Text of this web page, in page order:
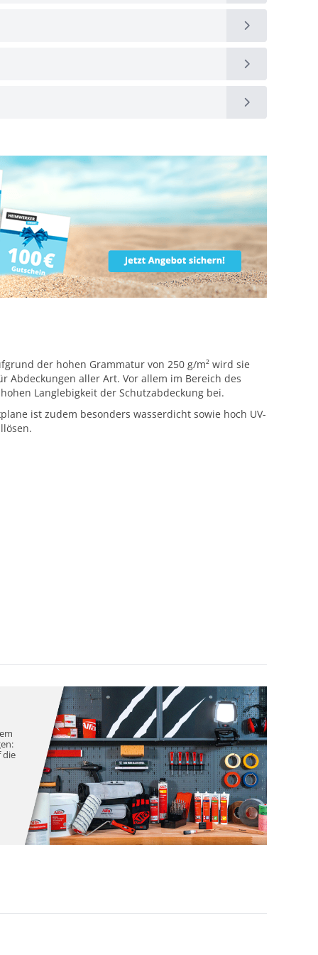
der hohen Grammatur von 250 g/m² wird sie
Abdeckungen aller Art. Vor allem im Bereich des
Langlebigkeit der Schutzabdeckung bei.
ist zudem besonders wasserdicht sowie hoch UV-
die